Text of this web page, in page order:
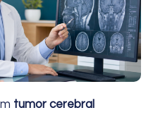
tumor cerebral